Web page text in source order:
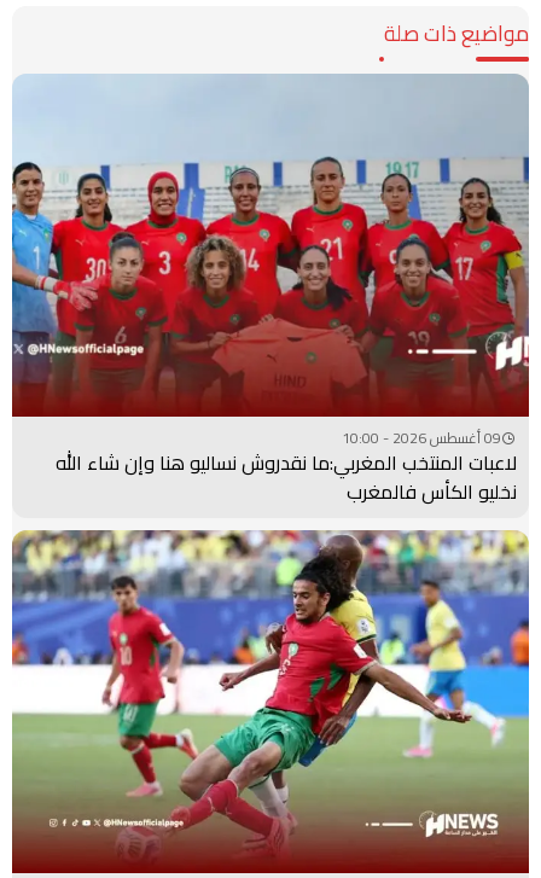
مواضيع ذات صلة
09 أغسطس 2026 - 10:00
لاعبات المنتخب المغربي:ما نقدروش نساليو هنا وإن شاء الله
نخليو الكأس فالمغرب